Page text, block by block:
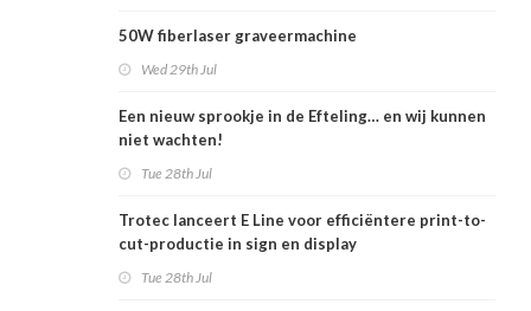
50W fiberlaser graveermachine
Wed 29th Jul
Een nieuw sprookje in de Efteling… en wij kunnen
niet wachten!
Tue 28th Jul
Trotec lanceert E Line voor efficiëntere print-to-
cut-productie in sign en display
Tue 28th Jul